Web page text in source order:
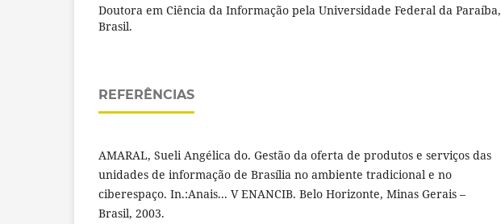
Doutora em Ciência da Informação pela Universidade Federal da Paraíba,
Brasil.
REFERÊNCIAS
AMARAL, Sueli Angélica do. Gestão da oferta de produtos e serviços das
unidades de informação de Brasília no ambiente tradicional e no
ciberespaço. In.:Anais... V ENANCIB. Belo Horizonte, Minas Gerais –
Brasil, 2003.